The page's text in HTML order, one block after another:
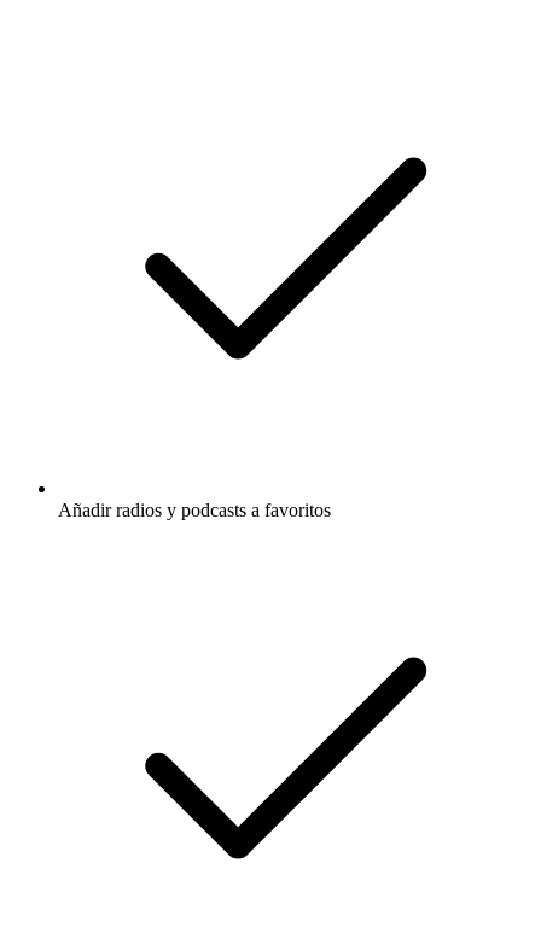
Añadir radios y podcasts a favoritos